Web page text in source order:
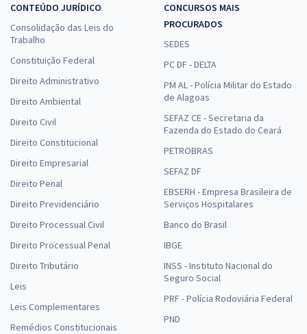
CONTEÚDO JURÍDICO
Consolidação das Leis do
Trabalho
Constituição Federal
Direito Administrativo
Direito Ambiental
Direito Civil
Direito Constitucional
Direito Empresarial
Direito Penal
Direito Previdenciário
Direito Processual Civil
Direito Processual Penal
Direito Tributário
Leis
Leis Complementares
Remédios Constitucionais
CONCURSOS MAIS
PROCURADOS
SEDES
PC DF - DELTA
PM AL - Polícia Militar do Estado
de Alagoas
SEFAZ CE - Secretaria da
Fazenda do Estado do Ceará
PETROBRAS
SEFAZ DF
EBSERH - Empresa Brasileira de
Serviços Hospitalares
Banco do Brasil
IBGE
INSS - Instituto Nacional do
Seguro Social
PRF - Polícia Rodoviária Federal
PND